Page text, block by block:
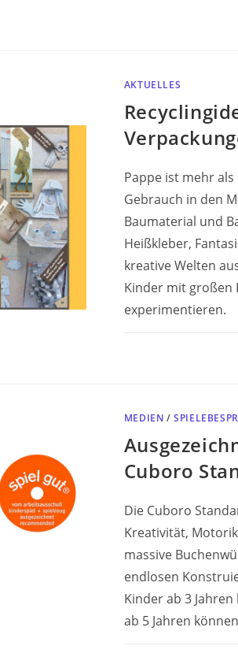
AKTUELLES
Pappe ist mehr
Gebrauch in den
Baumaterial und
Heißkleber,
kreative Welten
Kinder mit großen
experimentieren.
MEDIEN /
Cuboro
Die Cuboro
Kreativität,
massive
endlosen
Kinder ab 3
ab 5 Jahren